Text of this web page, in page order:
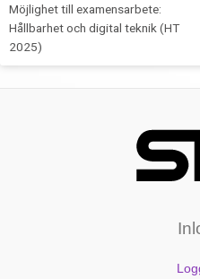
Möjlighet till examensarbete:
Hållbarhet och digital teknik (HT
2025)